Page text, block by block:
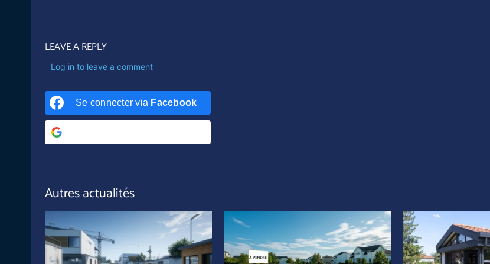
LEAVE A REPLY
Log in to leave a comment
Se connecter via Facebook
Autres actualités